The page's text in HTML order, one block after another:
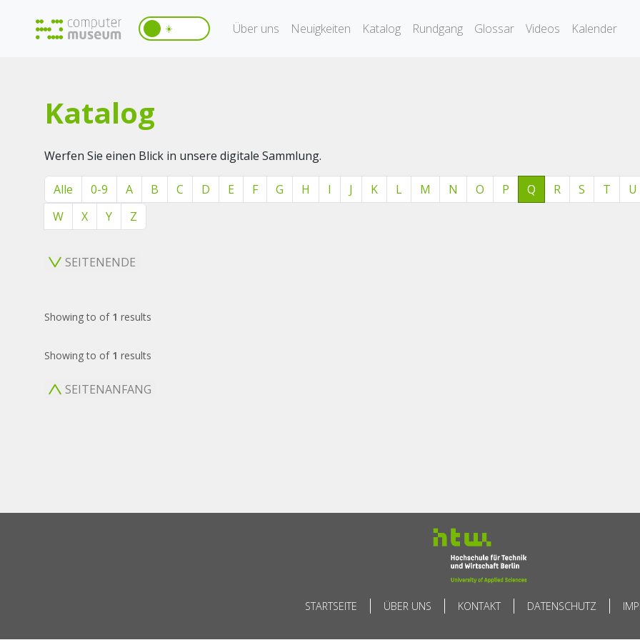
☀️ Über uns Neuigkeiten Katalog Rundgang Glossar Videos Kalender
Katalog
Werfen Sie einen Blick in unsere digitale Sammlung.
Alle 0-9 A B C D E F G H I J K L M N O P Q R S T U
W
X Y Z
SEITENENDE
Showingto of 1 results
Showingto of 1 results
SEITENANFANG
STARTSEITE ÜBER UNS KONTAKT DATENSCHUTZ